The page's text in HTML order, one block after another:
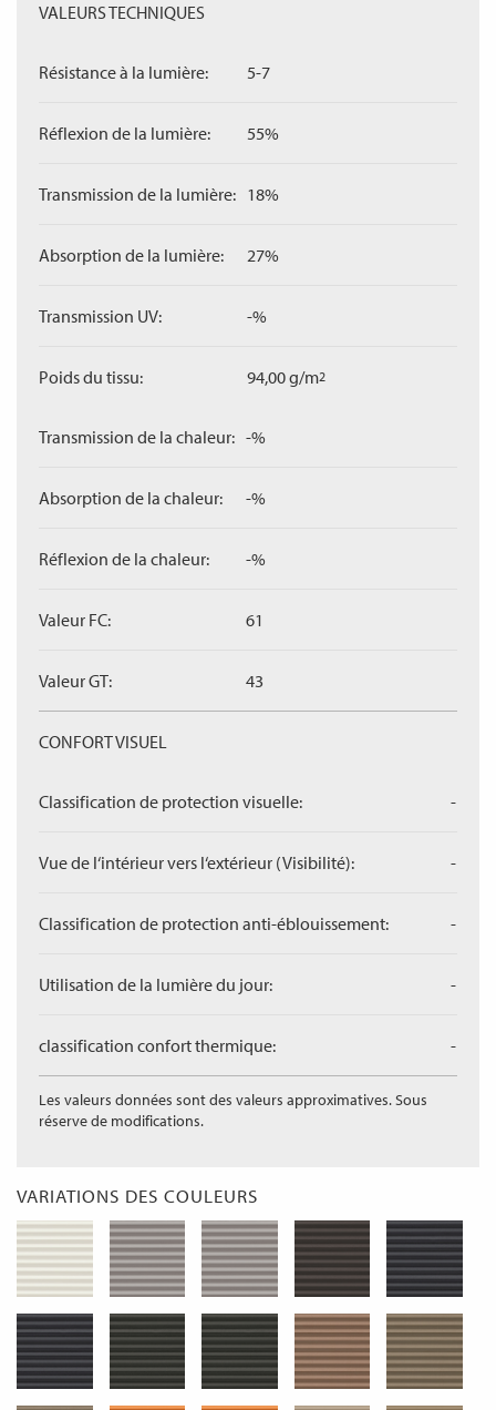
VALEURS TECHNIQUES
Résistance à la lumière: 5-7
Réflexion de la lumière: 55%
Transmission de la lumière: 18%
Absorption de la lumière: 27%
Transmission UV: -%
Poids du tissu: 94,00 g/m2
Transmission de la chaleur: -%
Absorption de la chaleur: -%
Réflexion de la chaleur: -%
Valeur FC: 61
Valeur GT: 43
CONFORT VISUEL
Classification de protection visuelle: -
Vue de l‘intérieur vers l‘extérieur (Visibilité): -
Classification de protection anti-éblouissement: -
Utilisation de la lumière du jour: -
classification confort thermique: -
Les valeurs données sont des valeurs approximatives. Sous
réserve de modifications.
VARIATIONS DES COULEURS